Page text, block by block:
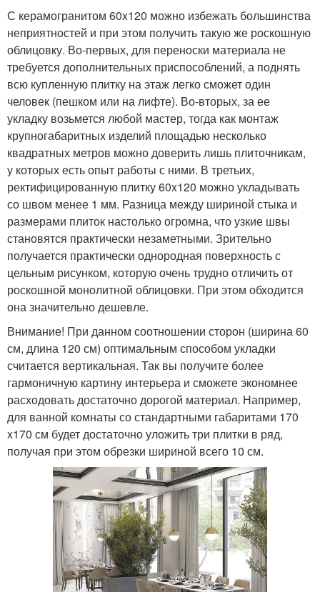
С керамогранитом 60x120 можно избежать большинства
неприятностей и при этом получить такую же роскошную
облицовку. Во-первых, для переноски материала не
требуется дополнительных приспособлений, а поднять
всю купленную плитку на этаж легко сможет один
человек (пешком или на лифте). Во-вторых, за ее
укладку возьмется любой мастер, тогда как монтаж
крупногабаритных изделий площадью несколько
квадратных метров можно доверить лишь плиточникам,
у которых есть опыт работы с ними. В третьих,
ректифицированную плитку 60x120 можно укладывать
со швом менее 1 мм. Разница между шириной стыка и
размерами плиток настолько огромна, что узкие швы
становятся практически незаметными. Зрительно
получается практически однородная поверхность с
цельным рисунком, которую очень трудно отличить от
роскошной монолитной облицовки. При этом обходится
она значительно дешевле.
Внимание! При данном соотношении сторон (ширина 60
см, длина 120 см) оптимальным способом укладки
считается вертикальная. Так вы получите более
гармоничную картину интерьера и сможете экономнее
расходовать достаточно дорогой материал. Например,
для ванной комнаты со стандартными габаритами 170
x170 см будет достаточно уложить три плитки в ряд,
получая при этом обрезки шириной всего 10 см.